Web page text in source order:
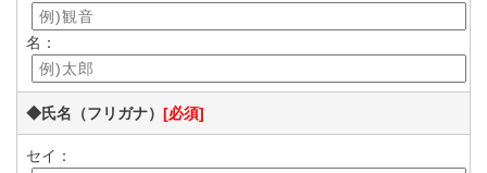
名：
◆氏名（フリガナ） [必須]
セイ：